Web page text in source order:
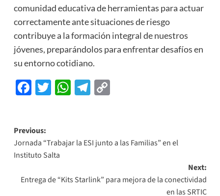
comunidad educativa de herramientas para actuar
correctamente ante situaciones de riesgo
contribuye a la formación integral de nuestros
jóvenes, preparándolos para enfrentar desafíos en
su entorno cotidiano.
Facebook
Twitter
WhatsApp
Telegram
Copy
Previous:
Jornada “Trabajar la ESI junto a las Familias” en el
Instituto Salta
Next:
Entrega de “Kits Starlink” para mejora de la conectividad
en las SRTIC